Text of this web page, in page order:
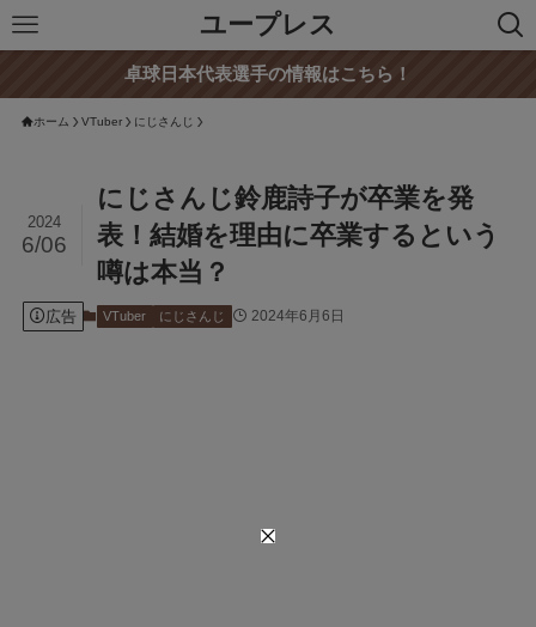
ユープレス
卓球日本代表選手の情報はこちら！
ホーム VTuber にじさんじ
にじさんじ鈴鹿詩子が卒業を発
表！結婚を理由に卒業するという
噂は本当？
2024
6/06
広告 VTuber にじさんじ 2024年6月6日